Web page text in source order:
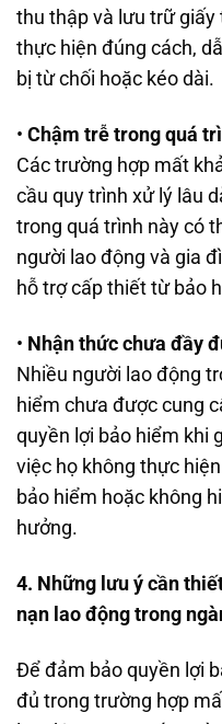
thu thập và lưu trữ
thực hiện đúng cách,
bị từ chối hoặc kéo dài.
• Chậm trễ trong quá
Các trường hợp mất
cầu quy trình xử lý lâu
trong quá trình này có
người lao động và gia
hỗ trợ cấp thiết từ bảo
• Nhận thức chưa đầy
Nhiều người lao động
hiểm chưa được cung
quyền lợi bảo hiểm khi
việc họ không thực
bảo hiểm hoặc không
hưởng.
4. Những lưu ý cần
nạn lao động trong
Để đảm bảo quyền lợi
đủ trong trường hợp